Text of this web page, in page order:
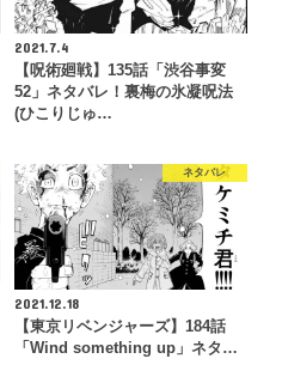
2021.7.4
【呪術廻戦】135話「渋谷事変
52」ネタバレ！裏梅の氷凝呪法
(ひこりじゅ…
ネタバレ
2021.12.18
【東京リベンジャーズ】184話
「Wind something up」ネタ…